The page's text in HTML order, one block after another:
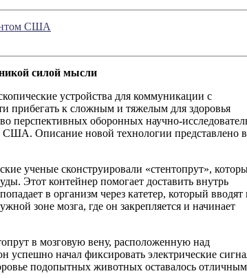
США
силой мысли
устройства для коммуникации с
прибегать к сложным и тяжелым для здоровья
перспективных оборонных научно-
Описание новой технологии представлено в
ученые сконструировали «стентопрут»,
Этот контейнер помогает доставить внутрь
в организм через катетер, который вводят
зоне мозга, где он закрепляется и начинает
в мозговую вену, расположенную над
успешно начал фиксировать электрические
подопытных животных оставалось